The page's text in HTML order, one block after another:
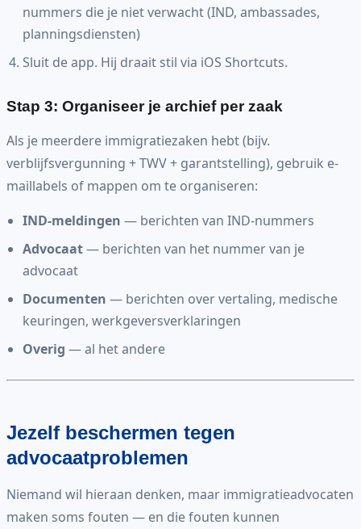
nummers die je niet verwacht (IND, ambassades,
planningsdiensten)
Sluit de app. Hij draait stil via iOS Shortcuts.
Stap 3: Organiseer je archief per zaak
Als je meerdere immigratiezaken hebt (bijv.
verblijfsvergunning + TWV + garantstelling), gebruik e-
maillabels of mappen om te organiseren:
IND-meldingen — berichten van IND-nummers
Advocaat— berichten van het nummer van je
advocaat
Documenten — berichten over vertaling, medische
keuringen, werkgeversverklaringen
Overig — al het andere
Jezelf beschermen tegen
advocaatproblemen
Niemand wil hieraan denken, maar immigratieadvocaten
maken soms fouten — en die fouten kunnen